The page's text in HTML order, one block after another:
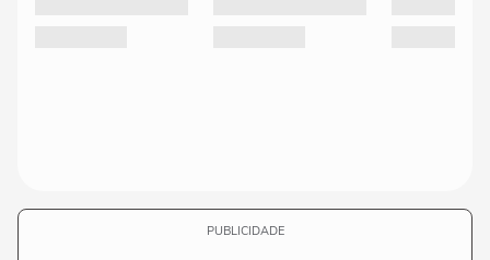
PUBLICIDADE